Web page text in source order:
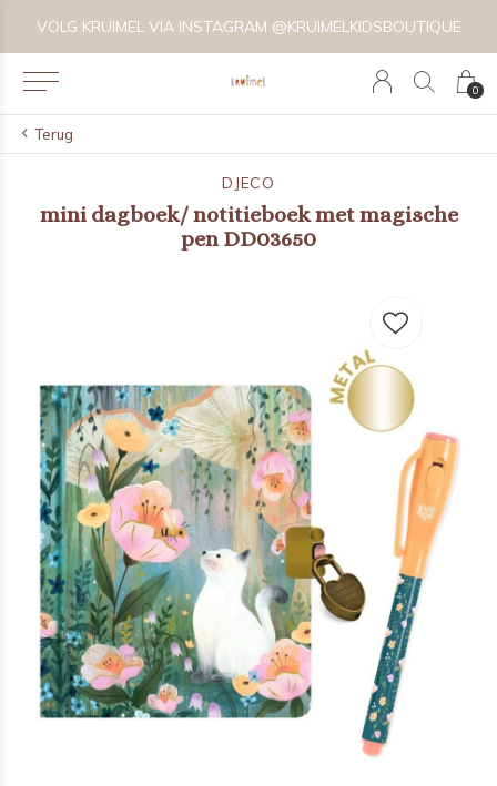
0
VOLG KRUIMEL VIA INSTAGRAM @KRUIMELKIDSBOUTIQUE
Terug
DJECO
mini dagboek/ notitieboek met magische
pen DD03650